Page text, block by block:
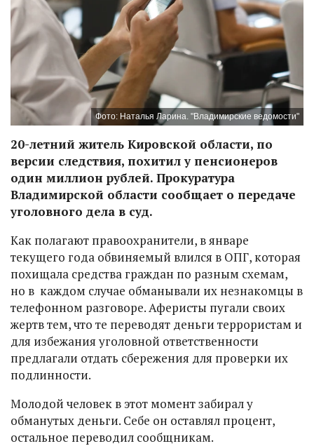
Фото: Наталья Ларина. "Владимирские ведомости"
20-летний житель Кировской области, по
версии следствия, похитил у пенсионеров
один миллион рублей. Прокуратура
Владимирской области сообщает о передаче
уголовного дела в суд.
Как полагают правоохранители, в январе
текущего года обвиняемый влился в ОПГ, которая
похищала средства граждан по разным схемам,
но в каждом случае обманывали их незнакомцы в
телефонном разговоре. Аферисты пугали своих
жертв тем, что те переводят деньги террористам и
для избежания уголовной ответственности
предлагали отдать сбережения для проверки их
подлинности.
Молодой человек в этот момент забирал у
обманутых деньги. Себе он оставлял процент,
остальное переводил сообщникам.